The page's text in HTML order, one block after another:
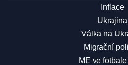
Inflace
Ukrajina
Válka na
Migrační
ME ve